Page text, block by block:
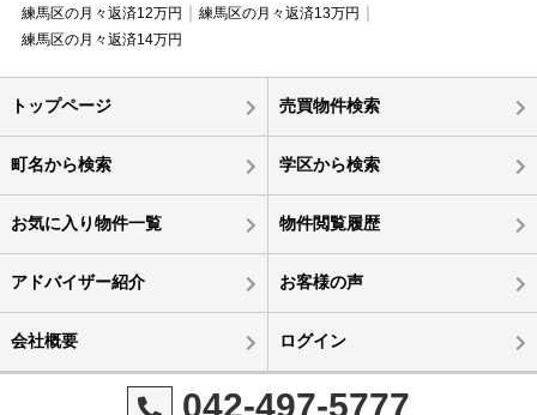
練馬区の月々返済12万円
練馬区の月々返済13万円
練馬区の月々返済14万円
トップページ 売買物件検索
町名から検索 学区から検索
お気に入り物件一覧 物件閲覧履歴
アドバイザー紹介 お客様の声
会社概要 ログイン
042-497-5777